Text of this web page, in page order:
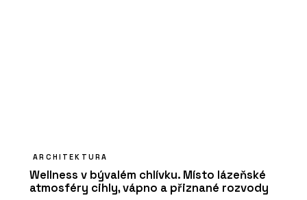
ARCHITEKTURA
Wellness v bývalém chlívku. Místo lázeňské
atmosféry cihly, vápno a přiznané rozvody